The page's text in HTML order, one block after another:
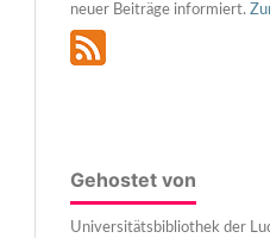
neuer Beiträge informiert.
Gehostet von
Universitätsbibliothek der